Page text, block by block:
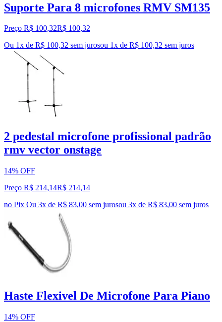
Suporte Para 8 microfones RMV SM135
Preço R$ 100,32R$ 100,32
Ou 1x de R$ 100,32 sem jurosou 1x de R$ 100,32 sem juros
2 pedestal microfone profissional padrão
rmv vector onstage
14% OFF
Preço R$ 214,14R$ 214,14
no Pix Ou 3x de R$ 83,00 sem jurosou 3x de R$ 83,00 sem juros
Haste Flexivel De Microfone Para Piano
14% OFF